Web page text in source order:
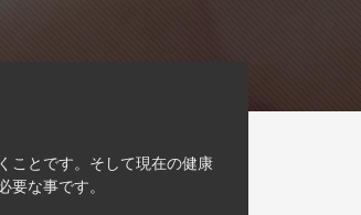
ことです。そして現在の健康
な事です。